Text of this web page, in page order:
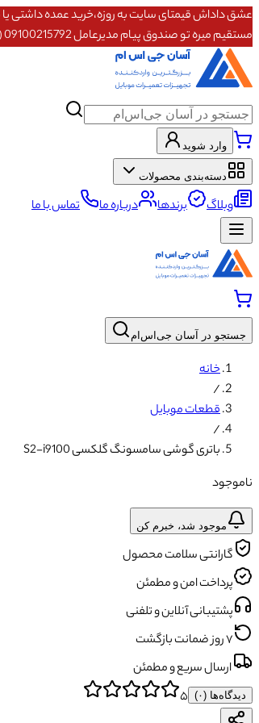
مستقیم میره تو صندوق پیام مدیرعامل 09100215792 (فقط پیام بده- تماس پاسخگو نیستم)
وارد شوید
دسته‌بندی محصولات
وبلاگ برندها درباره ما تماس با ما
جستجو در آسان جی‌اس‌ام
خانه
/
قطعات موبایل
/
باتری گوشی سامسونگ گلکسی S2-i9100
ناموجود
موجود شد، خبرم کن
گارانتی سلامت محصول
پرداخت امن و مطمئن
پشتیبانی آنلاین و تلفنی
۷ روز ضمانت بازگشت
ارسال سریع و مطمئن
دیدگاه‌ها (۰) ۵